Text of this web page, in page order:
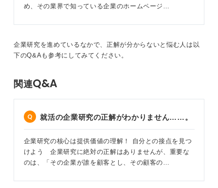
100年以上続く老舗メーカーで、売上高も1兆円以上あり
されている証でしょう。日本さらには世界のインフラを
支えるBtoB企業です。
や、素材・インフラ業界が派手に見えにくい面はありま
す。
大切なのはネットの声より「自分の判断軸」を持つ
こと
大切なのはネット情報で不安に思うのではなく、自分が
何を知りたいのか、どんな働き方や価値観を大切にした
いのかを整理することです。
そのうえで説明会や社員の話など、自分自身の目と耳で
め、その業界で知っている企業のホームページ…
企業研究を進めているなかで、正解が分からないと悩む人は以
下のQ&Aも参考にしてみてください。
関連Q&A
就活の企業研究の正解がわかりません……。
企業研究の核心は提供価値の理解！ 自分との接点を見つ
けよう 企業研究に絶対の正解はありませんが、重要な
のは、「その企業が誰を顧客とし、その顧客の…